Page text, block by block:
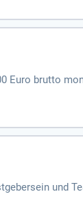
Euro brutto
und